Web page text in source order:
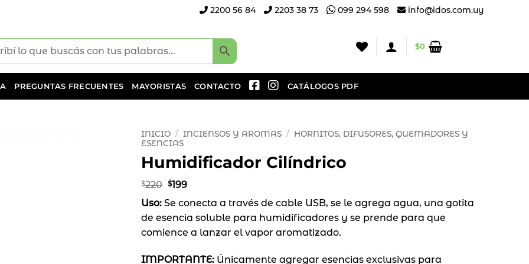
2200 56 84 2203 38 73 099 294 598 info@idos.com.uy
$0
PREGUNTAS FRECUENTES MAYORISTAS CONTACTO CATÁLOGOS PDF
INICIO / INCIENSOS Y AROMAS / HORNITOS, DIFUSORES, QUEMADORES Y
ESENCIAS
Humidificador Cilíndrico
$220 El
original
era:
$220.
$199El
actual
es:
$199.
Uso: Se conecta a través de cable USB, se le agrega agua, una gotita
de esencia soluble para humidificadores y se prende para que
comience a lanzar el vapor aromatizado.
IMPORTANTE: Únicamente agregar esencias exclusivas para